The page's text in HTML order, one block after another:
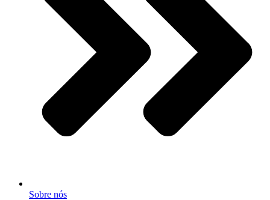
Sobre nós